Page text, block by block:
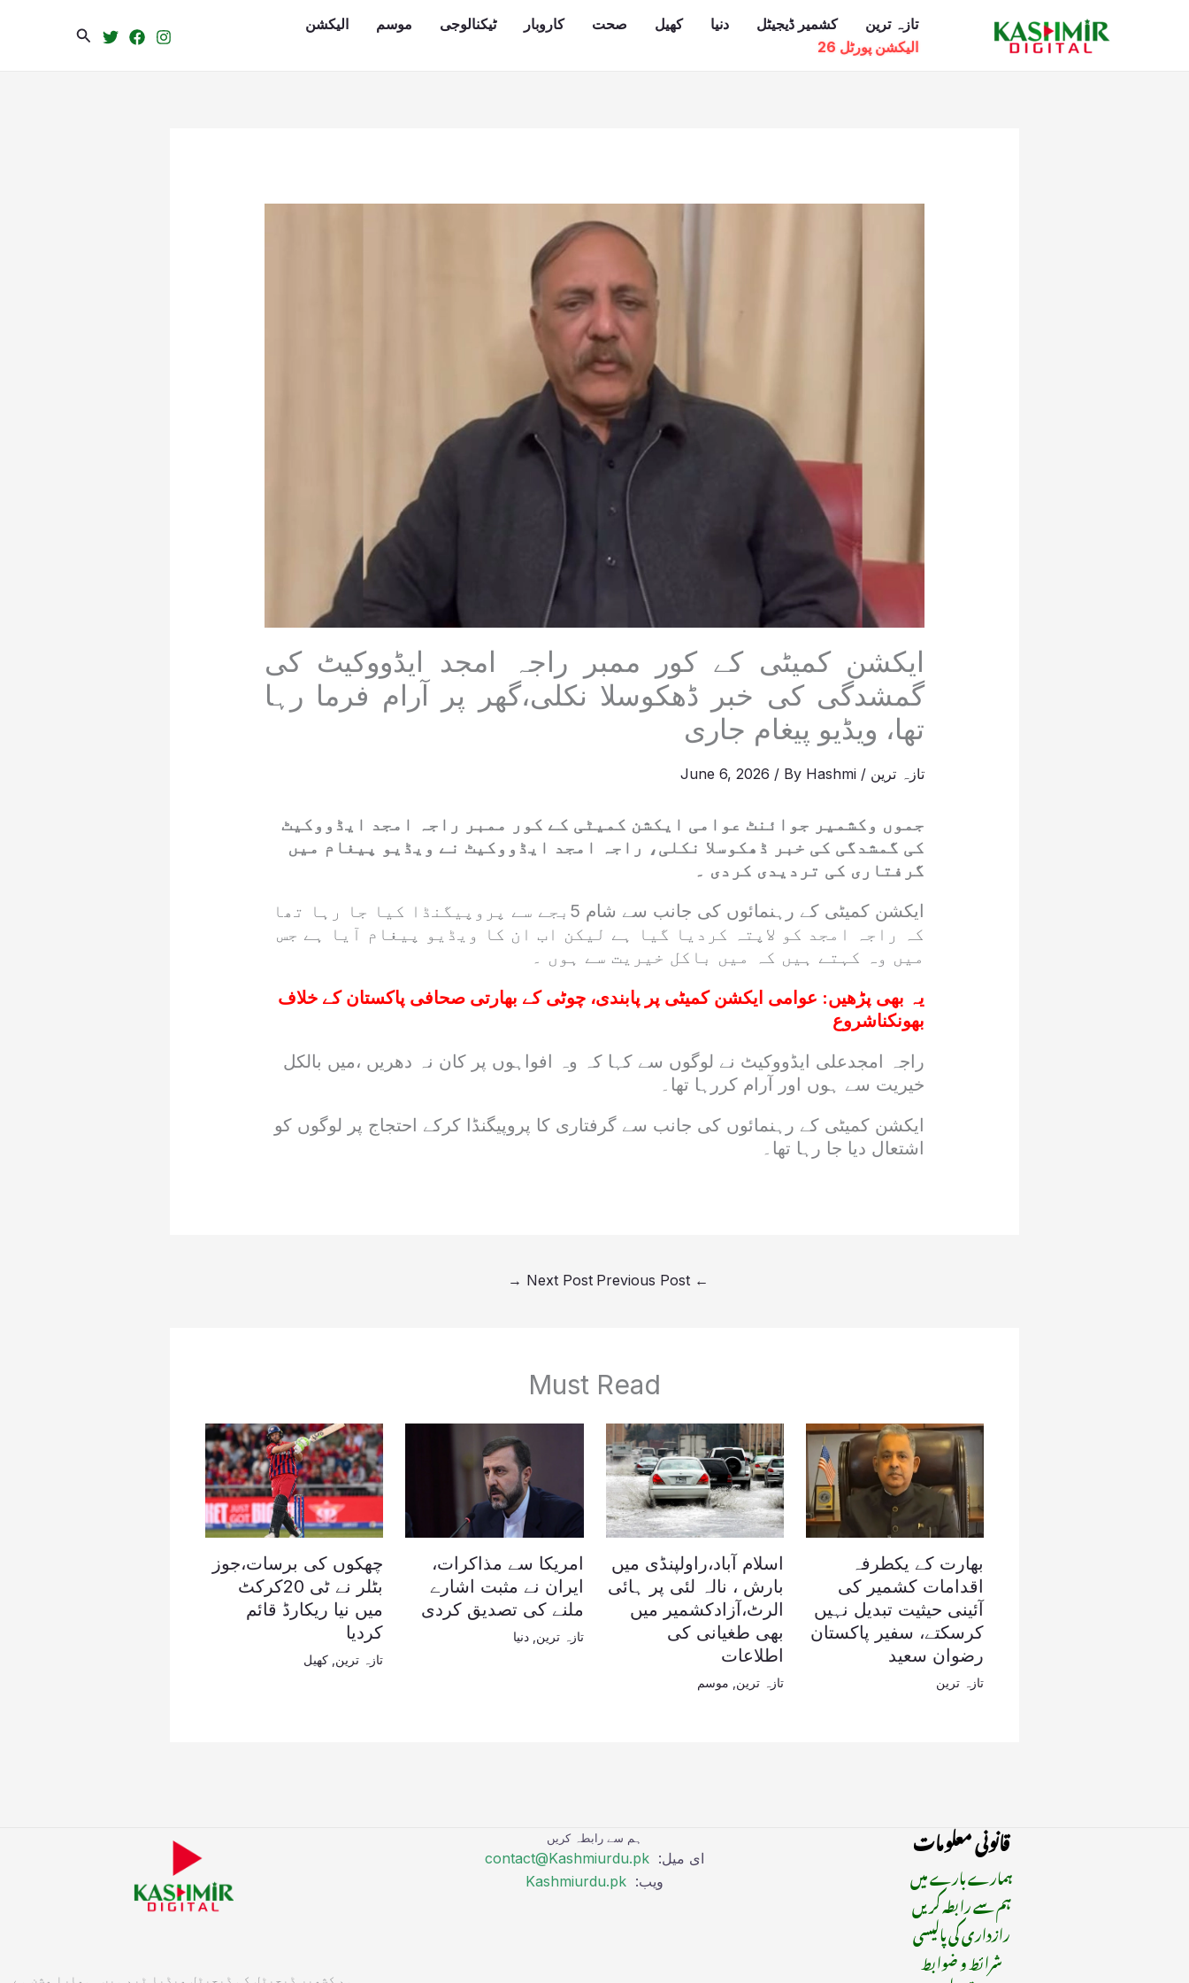
تازہ ترین کشمیر ڈیجیٹل دنیا کھیل صحت کاروبار ٹیکنالوجی موسم
الیکشن
الیکشن پورٹل 26
Search
ایکشن کمیٹی کے کور ممبر راجہ امجد ایڈووکیٹ کی
گمشدگی کی خبر ڈھکوسلا نکلی،گھر پر آرام فرما رہا
تھا، ویڈیو پیغام جاری
تازہ ترین /
June 6, 2026 / By Hashmi
جموں وکشمیر جوائنٹ عوامی ایکشن کمیٹی کے کور ممبر راجہ امجد ایڈووکیٹ
کی گمشدگی کی خبر ڈھکوسلا نکلی، راجہ امجد ایڈووکیٹ نے ویڈیو پیغام میں
گرفتاری کی تردیدی کردی ۔
ایکشن کمیٹی کے رہنمائوں کی جانب سے شام 5بجے سے پروپیگنڈا کیا جا رہا تھا
کہ راجہ امجد کو لاپتہ کردیا گیا ہے لیکن اب ان کا ویڈیو پیغام آیا ہے جس
میں وہ کہتے ہیں کہ میں باکل خیریت سے ہوں ۔
یہ بھی پڑھیں: عوامی ایکشن کمیٹی پر پابندی، چوٹی کے بھارتی صحافی پاکستان کے خلاف
بھونکناشروع
راجہ امجدعلی ایڈووکیٹ نے لوگوں سے کہا کہ وہ افواہوں پر کان نہ دھریں ،میں بالکل
خیریت سے ہوں اور آرام کررہا تھا۔
ایکشن کمیٹی کے رہنمائوں کی جانب سے گرفتاری کا پروپیگنڈا کرکے احتجاج پر لوگوں کو
اشتعال دیا جا رہا تھا۔
←
Next Post
→
Must Read
بھارت کے یکطرفہ
اقدامات کشمیر کی
آئینی حیثیت تبدیل نہیں
کرسکتے، سفیر پاکستان
رضوان سعید
تازہ ترین
اسلام آباد،راولپنڈی میں
بارش ، نالہ لئی پر ہائی
الرٹ،آزادکشمیر میں
بھی طغیانی کی
اطلاعات
تازہ ترین موسم
امریکا سے مذاکرات،
ایران نے مثبت اشارے
ملنے کی تصدیق کردی
تازہ ترین ,دنیا
چھکوں کی برسات،جوز
بٹلر نے ٹی 20کرکٹ
میں نیا ریکارڈ قائم
کردیا
تازہ ترین کھیل
قانونی معلومات
ہمارے بارے میں
ہم سے رابطہ کریں
رازداری کی پالیسی
شرائط و ضوابط
ہم سے رابطہ کریں
ای میل: contact@Kashmiurdu.pk
ویب: Kashmiurdu.pk
ہم کشمیر ڈیجیٹل کی ڈیجیٹل میڈیا ٹیم ہیں۔ ہمارا مشن ہے